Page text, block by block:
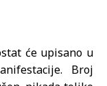
će upisano u
Broj